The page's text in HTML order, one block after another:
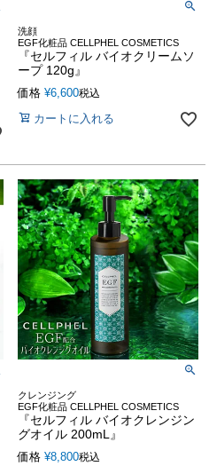
洗顔
EGF化粧品 CELLPHEL COSMETICS
『セルフィル バイオクリームソ
ープ 120g』
価格 ¥6,600税込
カートに入れる
クレンジング
EGF化粧品 CELLPHEL COSMETICS
『セルフィル バイオクレンジン
グオイル 200mL』
価格 ¥8,800税込